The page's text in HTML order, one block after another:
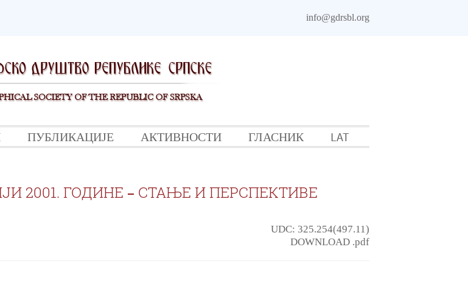
info@gdrsbl.org
ПУБЛИКАЦИЈЕ АКТИВНОСТИ ГЛАСНИК LAT
2001. ГОДИНЕ ‒ СТАЊЕ И ПЕРСПЕКТИВЕ
UDC: 325.254(497.11)
DOWNLOAD .pdf